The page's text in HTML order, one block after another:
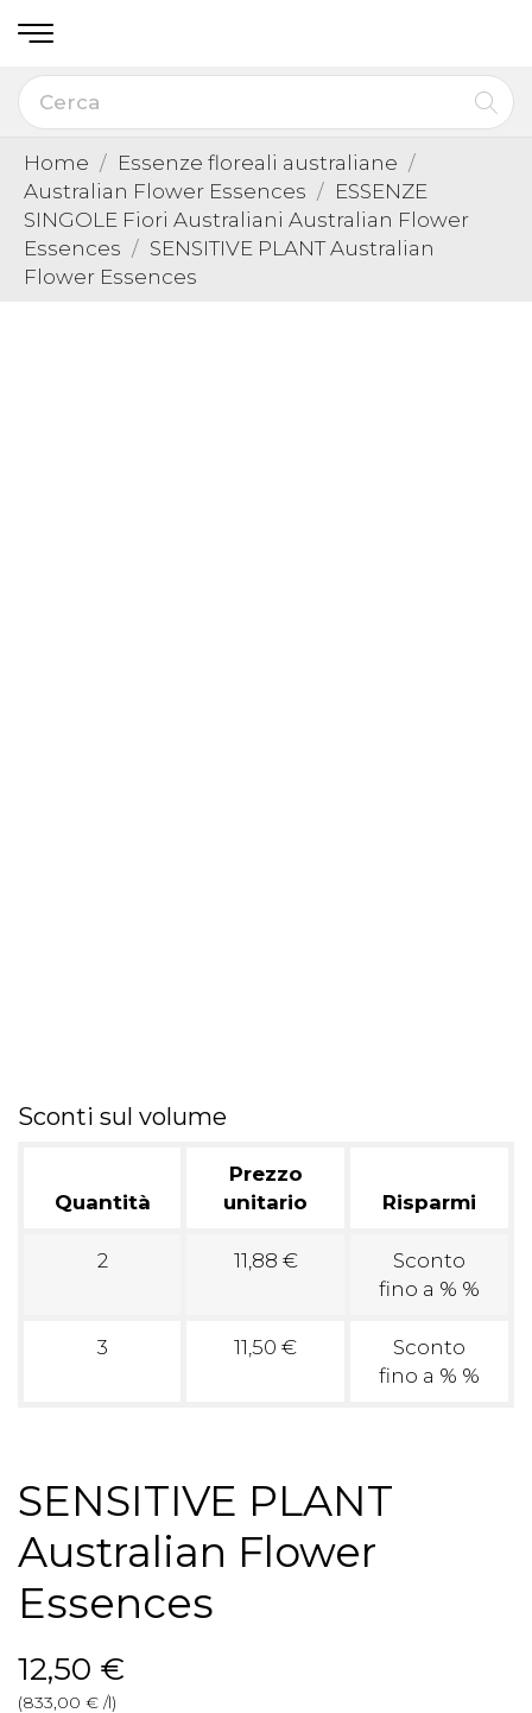
Home
Essenze floreali australiane
Australian Flower Essences
ESSENZE
SINGOLE Fiori Australiani Australian Flower
Essences
SENSITIVE PLANT Australian
Flower Essences
Sconti sul volume
Quantità
Prezzo
unitario
Risparmi
2 11,88 €
Sconto
fino a % %
3 11,50 €
Sconto
fino a % %
SENSITIVE PLANT
Australian Flower
Essences
12,50 €
(833,00 € /l)